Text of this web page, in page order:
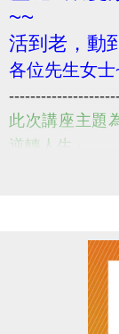
~~
活到老，動
各位先生女
此次講座主題
逆轉人生」
老年維持強壯
活動日期：